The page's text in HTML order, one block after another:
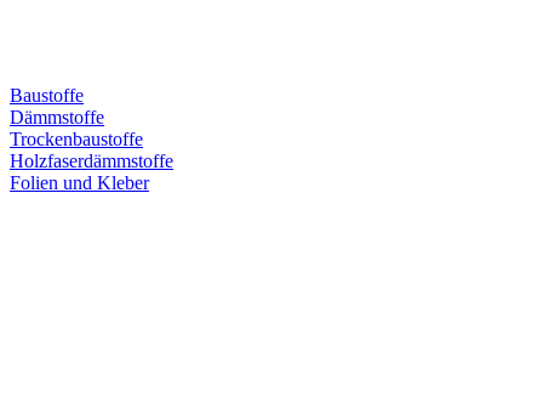
Baustoffe
Dämmstoffe
Trockenbaustoffe
Holzfaserdämmstoffe
Folien und Kleber